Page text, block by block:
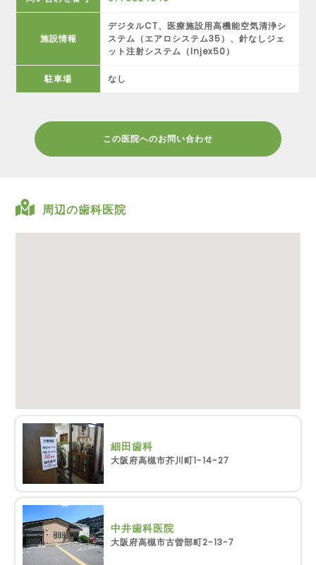
施設情報
デジタルCT、医療施設用高機能空気清浄シ
ステム（エアロシステム35）、針なしジェ
ット注射システム（Injex50）
駐車場 なし
この医院へのお問い合わせ
周辺の歯科医院
細田歯科
大阪府高槻市芥川町1-14-27
中井歯科医院
大阪府高槻市古曽部町2-13-7